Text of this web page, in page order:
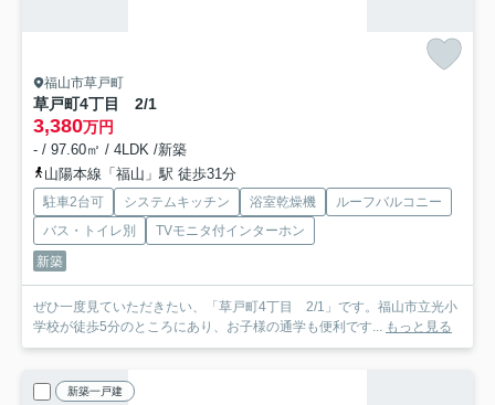
福山市草戸町
草戸町4丁目 2/1
3,380万円
- / 97.60㎡ / 4LDK /新築
山陽本線「福山」駅 徒歩31分
駐車2台可 システムキッチン 浴室乾燥機
ルーフバルコニー
バス・トイレ別
TVモニタ付インターホン
新築
ぜひ一度見ていただきたい、「草戸町4丁目 2/1」です。福山市立光小
学校が徒歩5分のところにあり、お子様の通学も便利です...
もっと見る
新築一戸建